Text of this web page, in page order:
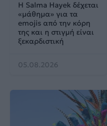
Η Salma Hayek δέχεται
«μάθημα» για τα
emojis από την κόρη
της και η στιγμή είναι
ξεκαρδιστική
05.08.2026